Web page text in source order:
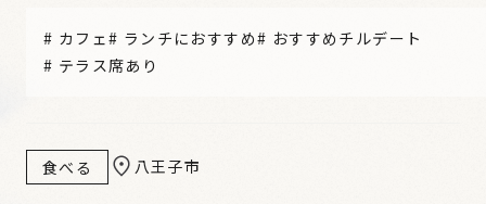
# カフェ# ランチにおすすめ# おすすめチルデート
# テラス席あり
食べる 八王子市